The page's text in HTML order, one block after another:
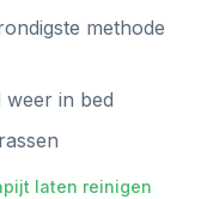
methode
in bed
laten reinigen